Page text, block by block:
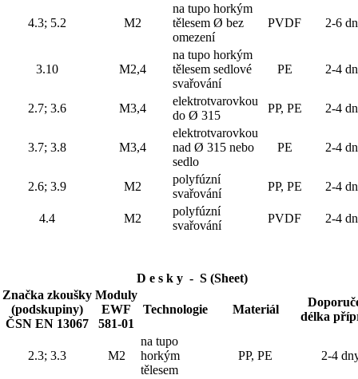
4.3; 5.2 M2
na tupo horkým
tělesem Ø bez
omezení
PVDF 2-6
3.10 M2,4
na tupo horkým
tělesem sedlové
svařování
PE 2-4
2.7; 3.6 M3,4
elektrotvarovkou
do Ø 315
PP, PE 2-4
3.7; 3.8 M3,4
elektrotvarovkou
nad Ø 315 nebo
sedlo
PE 2-4
2.6; 3.9 M2
polyfúzní
svařování
PP, PE 2-4
4.4 M2
polyfúzní
svařování
PVDF 2-4
D e s k y - S (Sheet)
Značka zkoušky
(podskupiny)
ČSN EN 13067
Moduly
EWF
581-01
Technologie Materiál
délka
2.3; 3.3 M2
na tupo
horkým
tělesem
PP, PE 2-4